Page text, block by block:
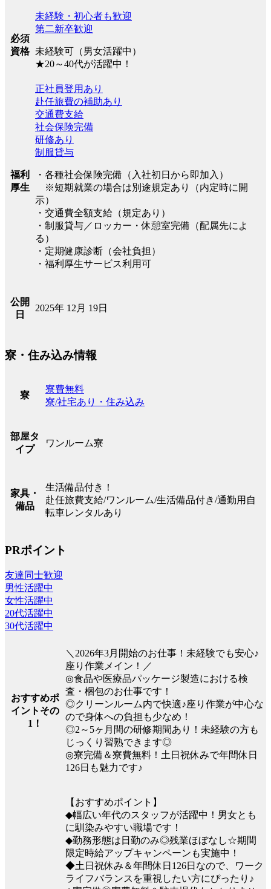
必須
資格
未経験・初心者も歓迎
第二新卒歓迎
未経験可（男女活躍中）
★20～40代が活躍中！
福利
厚生
正社員登用あり
赴任旅費の補助あり
交通費支給
社会保険完備
研修あり
制服貸与
・各種社会保険完備（入社初日から即加入）
※短期就業の場合は別途規定あり（内定時に開
示）
・交通費全額支給（規定あり）
・制服貸与／ロッカー・休憩室完備（配属先によ
る）
・定期健康診断（会社負担）
・福利厚生サービス利用可
公開
日
2025年 12月 19日
寮・住み込み情報
寮
寮費無料
寮/社宅あり・住み込み
部屋タ
イプ
ワンルーム寮
家具・
備品
生活備品付き！
赴任旅費支給/ワンルーム/生活備品付き/通勤用自
転車レンタルあり
PRポイント
友達同士歓迎
男性活躍中
女性活躍中
20代活躍中
30代活躍中
おすすめポ
イントその
1！
＼2026年3月開始のお仕事！未経験でも安心♪
座り作業メイン！／
◎食品や医療品パッケージ製造における検
査・梱包のお仕事です！
◎クリーンルーム内で快適♪座り作業が中心な
ので身体への負担も少なめ！
◎2～5ヶ月間の研修期間あり！未経験の方も
じっくり習熟できます◎
◎寮完備＆寮費無料！土日祝休みで年間休日
126日も魅力です♪
【おすすめポイント】
◆幅広い年代のスタッフが活躍中！男女とも
に馴染みやすい職場です！
◆勤務形態は日勤のみ◎残業ほぼなし☆期間
限定時給アップキャンペーンも実施中！
◆土日祝休み＆年間休日126日なので、ワーク
ライフバランスを重視したい方にぴったり♪